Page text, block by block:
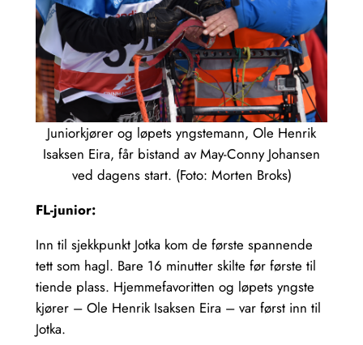
Juniorkjører og løpets yngstemann, Ole Henrik
Isaksen Eira, får bistand av May-Conny Johansen
ved dagens start. (Foto: Morten Broks)
FL-junior:
Inn til sjekkpunkt Jotka kom de første spannende
tett som hagl. Bare 16 minutter skilte før første til
tiende plass. Hjemmefavoritten og løpets yngste
kjører – Ole Henrik Isaksen Eira – var først inn til
Jotka.